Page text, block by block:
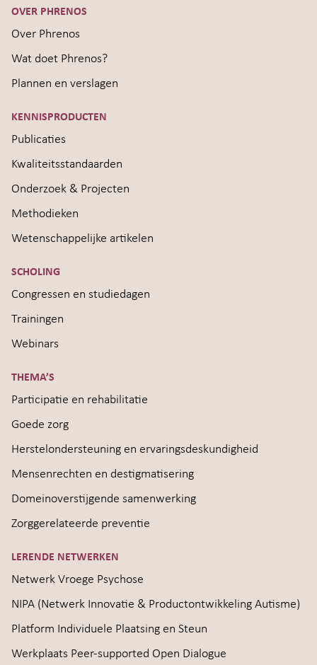
OVER PHRENOS
Over Phrenos
Wat doet Phrenos?
Plannen en verslagen
KENNISPRODUCTEN
Publicaties
Kwaliteitsstandaarden
Onderzoek & Projecten
Methodieken
Wetenschappelijke artikelen
SCHOLING
Congressen en studiedagen
Trainingen
Webinars
THEMA’S
Participatie en rehabilitatie
Goede zorg
Herstelondersteuning en ervaringsdeskundigheid
Mensenrechten en destigmatisering
Domeinoverstijgende samenwerking
Zorggerelateerde preventie
LERENDE NETWERKEN
Netwerk Vroege Psychose
NIPA (Netwerk Innovatie & Productontwikkeling Autisme)
Platform Individuele Plaatsing en Steun
Werkplaats Peer-supported Open Dialogue